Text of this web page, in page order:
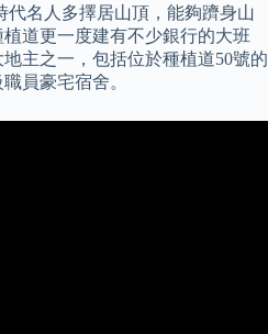
代名人多擇居山頂，能夠躋身山
道更一度建有不少銀行的大班
主之一，包括位於種植道50號的
員豪宅宿舍。